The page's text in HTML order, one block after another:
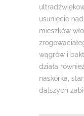
usunięcie
mieszków
wągrów i
działa
naskórka,
dalszych